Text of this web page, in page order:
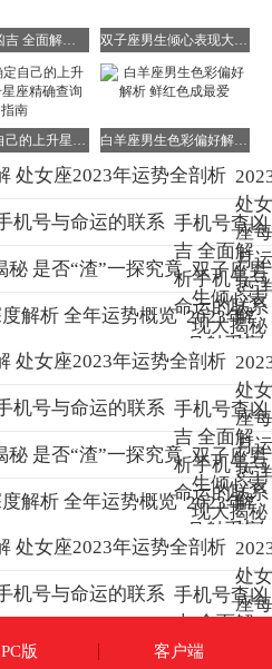
手机号查凶吉 全面解析手机号与命运的联系 双子座男生倾心表现大揭秘 是否“渣”一探究竟
如何确定自己的上升星座 上升星座精确查询指南 白羊座男生色彩偏好解析 鲜红色成最爱
处
座
月
势
解
处
座
年
势
剖
手机号查凶
吉 全面解
析手机号与
命运的联系
双子座男
生倾心表
现大揭秘
是
否“渣”一
探究竟
2023年7
月射手座
运势深度
解析 全年
运势概览
处
座
月
势
解
处
座
年
手机号查凶
吉 全面解
析手机号与
命运的联系
双子座男
生倾心表
现大揭秘
是
否“渣”一
探究竟
2023年7
月射手座
运势深度
解析 全年
运势概览
处
座
手机号查凶
吉 全面解
析手机号与
PC版 客户端